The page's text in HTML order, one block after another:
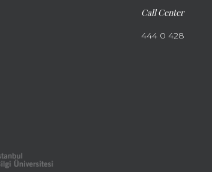
Call Center
444 0 428